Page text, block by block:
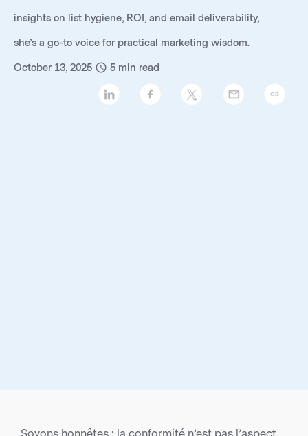
insights on list hygiene, ROI, and email deliverability,
she’s a go-to voice for practical marketing wisdom.
October 13, 2025 5 min read